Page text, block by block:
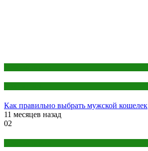
Как правильно выбрать мужской кошелек
11 месяцев назад
02